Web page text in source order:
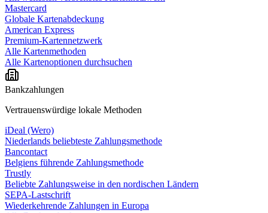
Mastercard
Globale Kartenabdeckung
American Express
Premium-Kartennetzwerk
Alle Kartenmethoden
Alle Kartenoptionen durchsuchen
Bankzahlungen
Vertrauenswürdige lokale Methoden
iDeal (Wero)
Niederlands beliebteste Zahlungsmethode
Bancontact
Belgiens führende Zahlungsmethode
Trustly
Beliebte Zahlungsweise in den nordischen Ländern
SEPA-Lastschrift
Wiederkehrende Zahlungen in Europa